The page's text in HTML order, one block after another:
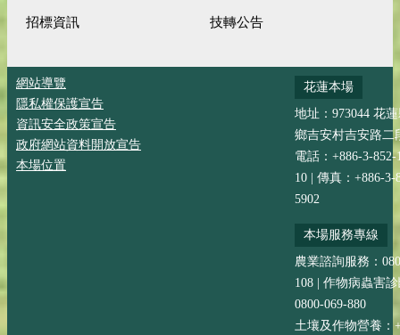
招標資訊 技轉公告
網站導覽
隱私權保護宣告
資訊安全政策宣告
政府網站資料開放宣告
本場位置
花蓮本場
地址：973044 花
鄉吉安村吉安路二
電話：+886-3-852-
10 | 傳真：+886-3-
5902
本場服務專線
農業諮詢服務：
108 | 作物病蟲害
0800-069-880
土壤及作物營養：